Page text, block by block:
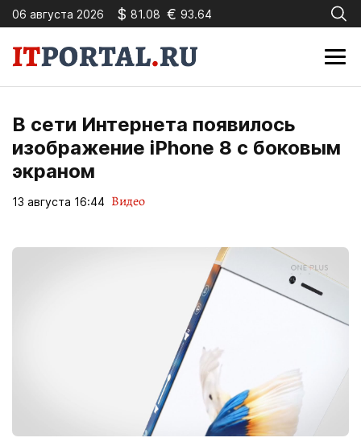
06 августа 2026 $ 81.08 € 93.64
В сети Интернета появилось
изображение iPhone 8 с боковым
экраном
13 августа 16:44 Видео